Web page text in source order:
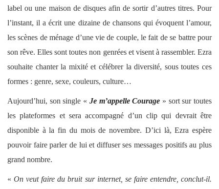
label ou une maison de disques afin de sortir d’autres titres. Pour
l’instant, il a écrit une dizaine de chansons qui évoquent l’amour,
les scènes de ménage d’une vie de couple, le fait de se battre pour
son rêve. Elles sont toutes non genrées et visent à rassembler. Ezra
souhaite chanter la mixité et célébrer la diversité, sous toutes ces
formes : genre, sexe, couleurs, culture…
Aujourd’hui, son single « Je m’appelle Courage » sort sur toutes
les plateformes et sera accompagné d’un clip qui devrait être
disponible à la fin du mois de novembre. D’ici là, Ezra espère
pouvoir faire parler de lui et diffuser ses messages positifs au plus
grand nombre.
«On veut faire du bruit sur internet, se faire entendre, conclut-il.